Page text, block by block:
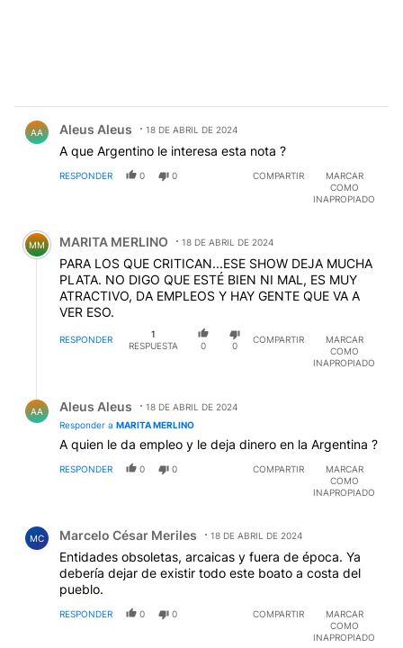
AA Aleus Aleus 18 DE ABRIL DE 2024
A que Argentino le interesa esta nota ?
RESPONDER 0 0 COMPARTIR
MARCAR
COMO
INAPROPIADO
Comentario de MARITA MERLINO.
MM MARITA MERLINO 18 DE ABRIL DE 2024
PARA LOS QUE CRITICAN...ESE SHOW DEJA MUCHA
PLATA. NO DIGO QUE ESTÉ BIEN NI MAL, ES MUY
ATRACTIVO, DA EMPLEOS Y HAY GENTE QUE VA A
VER ESO.
RESPONDER
1
RESPUESTA
0 0
COMPARTIR
MARCAR
COMO
INAPROPIADO
AA Aleus Aleus
18 DE ABRIL DE 2024
Responder a MARITA MERLINO
A quien le da empleo y le deja dinero en la Argentina ?
RESPONDER 0 0 COMPARTIR
MARCAR
COMO
INAPROPIADO
MC Marcelo César Meriles 18 DE ABRIL DE 2024
Entidades obsoletas, arcaicas y fuera de época. Ya
debería dejar de existir todo este boato a costa del
pueblo.
RESPONDER 0 0 COMPARTIR
MARCAR
COMO
INAPROPIADO